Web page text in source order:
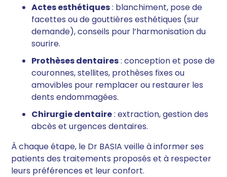
Actes esthétiques: blanchiment, pose de
facettes ou de gouttières esthétiques (sur
demande), conseils pour l’harmonisation du
sourire.
Prothèses dentaires: conception et pose de
couronnes, stellites, prothèses fixes ou
amovibles pour remplacer ou restaurer les
dents endommagées.
Chirurgie dentaire: extraction, gestion des
abcès et urgences dentaires.
À chaque étape, le Dr BASIA veille à informer ses
patients des traitements proposés et à respecter
leurs préférences et leur confort.